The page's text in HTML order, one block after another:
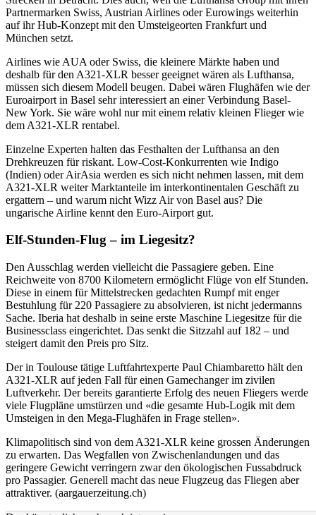
Partnermarken Swiss, Austrian Airlines oder Eurowings weiterhin
auf ihr Hub-Konzept mit den Umsteigeorten Frankfurt und
München setzt.
Airlines wie AUA oder Swiss, die kleinere Märkte haben und
deshalb für den A321-XLR besser geeignet wären als Lufthansa,
müssen sich diesem Modell beugen. Dabei wären Flughäfen wie der
Euroairport in Basel sehr interessiert an einer Verbindung Basel-
New York. Sie wäre wohl nur mit einem relativ kleinen Flieger wie
dem A321-XLR rentabel.
Einzelne Experten halten das Festhalten der Lufthansa an den
Drehkreuzen für riskant. Low-Cost-Konkurrenten wie Indigo
(Indien) oder AirAsia werden es sich nicht nehmen lassen, mit dem
A321-XLR weiter Marktanteile im interkontinentalen Geschäft zu
ergattern – und warum nicht Wizz Air von Basel aus? Die
ungarische Airline kennt den Euro-Airport gut.
Elf-Stunden-Flug – im Liegesitz?
Den Ausschlag werden vielleicht die Passagiere geben. Eine
Reichweite von 8700 Kilometern ermöglicht Flüge von elf Stunden.
Diese in einem für Mittelstrecken gedachten Rumpf mit enger
Bestuhlung für 220 Passagiere zu absolvieren, ist nicht jedermanns
Sache. Iberia hat deshalb in seine erste Maschine Liegesitze für die
Businessclass eingerichtet. Das senkt die Sitzzahl auf 182 – und
steigert damit den Preis pro Sitz.
Der in Toulouse tätige Luftfahrtexperte Paul Chiambaretto hält den
A321-XLR auf jeden Fall für einen Gamechanger im zivilen
Luftverkehr. Der bereits garantierte Erfolg des neuen Fliegers werde
viele Flugpläne umstürzen und «die gesamte Hub-Logik mit dem
Umsteigen in den Mega-Flughäfen in Frage stellen».
Klimapolitisch sind von dem A321-XLR keine grossen Änderungen
zu erwarten. Das Wegfallen von Zwischenlandungen und das
geringere Gewicht verringern zwar den ökologischen Fussabdruck
pro Passagier. Generell macht das neue Flugzeug das Fliegen aber
attraktiver. (aargauerzeitung.ch)